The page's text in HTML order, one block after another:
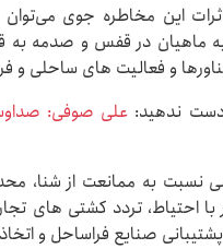
این مخاطره جوی
ماهیان در قفس و صدمه به
و فعالیت های ساحلی و
ندهید: علی صوفی:
نسبت به ممانعت از شنا،
با احتیاط، تردد کشتی های
صنایع فراساحل و